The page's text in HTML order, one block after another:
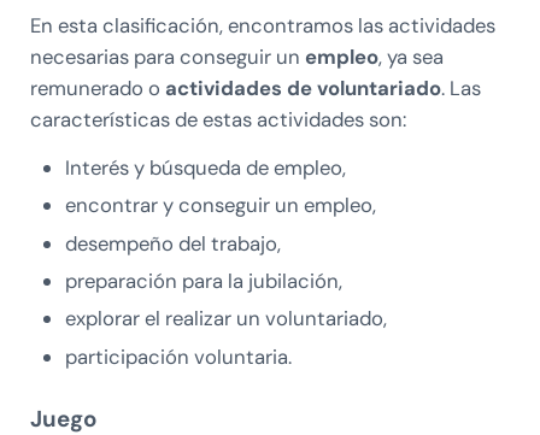
En esta clasificación, encontramos las actividades
necesarias para conseguir un empleo, ya sea
remunerado o actividades de voluntariado. Las
características de estas actividades son:
Interés y búsqueda de empleo,
encontrar y conseguir un empleo,
desempeño del trabajo,
preparación para la jubilación,
explorar el realizar un voluntariado,
participación voluntaria.
Juego